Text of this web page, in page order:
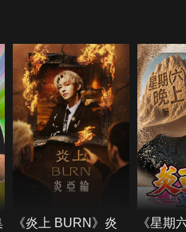
《炎上 BURN》炎
《星期